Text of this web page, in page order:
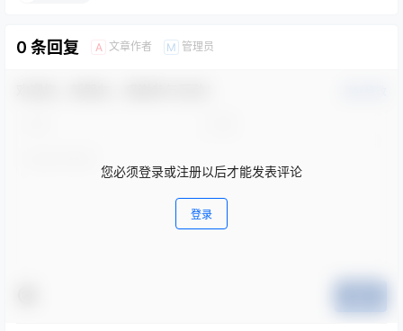
0 条回复 A 文章作者 M 管理员
您必须登录或注册以后才能发表评论
登录